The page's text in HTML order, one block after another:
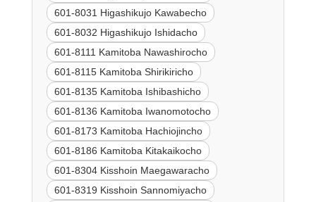
601-8031 Higashikujo Kawabecho
601-8032 Higashikujo Ishidacho
601-8111 Kamitoba Nawashirocho
601-8115 Kamitoba Shirikiricho
601-8135 Kamitoba Ishibashicho
601-8136 Kamitoba Iwanomotocho
601-8173 Kamitoba Hachiojincho
601-8186 Kamitoba Kitakaikocho
601-8304 Kisshoin Maegawaracho
601-8319 Kisshoin Sannomiyacho